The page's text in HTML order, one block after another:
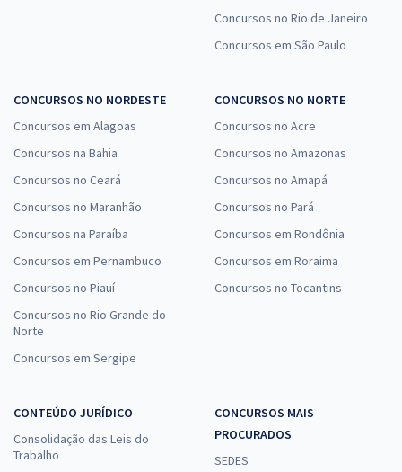
Concursos no Rio de Janeiro
Concursos em São Paulo
CONCURSOS NO NORDESTE
Concursos em Alagoas
Concursos na Bahia
Concursos no Ceará
Concursos no Maranhão
Concursos na Paraíba
Concursos em Pernambuco
Concursos no Piauí
Concursos no Rio Grande do
Norte
Concursos em Sergipe
CONCURSOS NO NORTE
Concursos no Acre
Concursos no Amazonas
Concursos no Amapá
Concursos no Pará
Concursos em Rondônia
Concursos em Roraima
Concursos no Tocantins
CONTEÚDO JURÍDICO
Consolidação das Leis do
Trabalho
CONCURSOS MAIS
PROCURADOS
SEDES